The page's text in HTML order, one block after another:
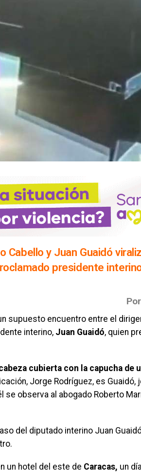
Cabello y Juan Guaidó
presidente
supuesto encuentro entre el
interino, Juan Guaidó, quien
cubierta con la capucha de
Jorge Rodríguez, es Guaidó,
se observa al abogado Roberto
del diputado interino Juan
un hotel del este de Caracas, un